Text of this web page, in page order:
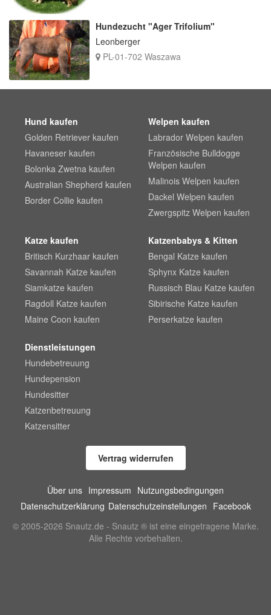
Hundezucht "Ager Trifolium"
Leonberger
PL-01-702 Waszawa
Hund kaufen
Golden Retriever kaufen
Havaneser kaufen
Bolonka Zwetna kaufen
Australian Shepherd kaufen
Border Collie kaufen
Welpen kaufen
Labrador Welpen kaufen
Französische Bulldogge
Welpen kaufen
Malinois Welpen kaufen
Dackel Welpen kaufen
Zwergspitz Welpen kaufen
Katze kaufen
Britisch Kurzhaar kaufen
Savannah Katze kaufen
Siamkatze kaufen
Ragdoll Katze kaufen
Maine Coon kaufen
Katzenbabys & Kitten
Bengal Katze kaufen
Sphynx Katze kaufen
Russisch Blau Katze kaufen
Sibirische Katze kaufen
Perserkatze kaufen
Dienstleistungen
Hundebetreuung
Hundepension
Hundesitter
Katzenbetreuung
Katzensitter
Vertrag widerrufen
Über uns Impressum Nutzungsbedingungen
Datenschutzerklärung Datenschutzeinstellungen Facebook
© 2005-2026 Snautz.de - Snautz ® ist eine eingetragene Marke.
Alle Rechte vorbehalten.